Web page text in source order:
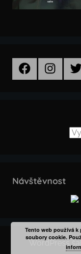
FacebookInstagram
Návštěvnost
WordPress
Tento web používá
soubory cookie.